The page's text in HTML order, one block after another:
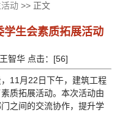
动 >> 正文
学生会素质拓展活动
智华 点击：[56]
11月22日下午，建筑工程
质拓展活动。本次活动由
之间的交流协作，提升学